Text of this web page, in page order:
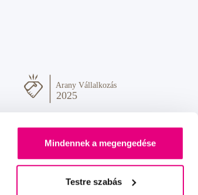
Mindennek a megengedése
Testre szabás